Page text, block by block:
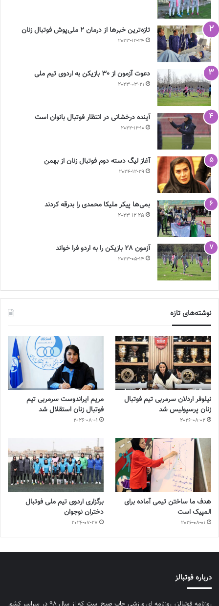
تازه‌ترین خبرها از درمان ۲ ملی‌پوش فوتبال زنان
2023-12-24
دعوت آزمون از 30 بازیکن به اردوی تیم ملی
2023-03-21
آینده درخشانی در انتظار فوتبال بانوان است
2022-12-10
آغاز لیگ دسته دوم فوتبال زنان از بهمن
2024-12-29
بمی‌ها پیکر ملیکا محمدی را بدرقه کردند
2023-12-25
آزمون 28 بازیکن را به اردو فرا خواند
2023-05-14
نوشته‌های تازه
نیلوفر اردلان سرمربی تیم فوتبال
زنان پرسپولیس شد
2026-08-02
مریم ایراندوست سرمربی تیم
فوتبال زنان استقلال شد
2026-08-01
هدف ما ساختن تیمی آماده برای
المپیک است
2026-08-01
برگزاری اردوی تیم ملی فوتبال
دختران نوجوان
2026-07-27
درباره فوتبالز
روزنامه فوتبالز، روزنامه ای ورزشی چاپ صبح است که از سال ۹۸ در سراسر کشور